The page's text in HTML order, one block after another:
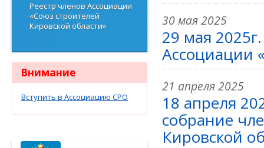
30 мая 2025
29 мая
Ассоциации
21 апреля 2025
18 апреля
собрание
Кировской
Реестр членов Ассоциации
«Союз строителей
Кировской области»
Внимание
Вступить в Ассоциацию СРО